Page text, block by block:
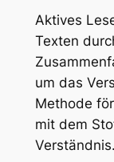
Aktives
Texten
um das
Methode
mit dem
Verständnis.